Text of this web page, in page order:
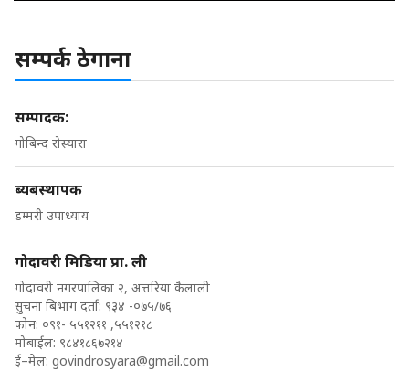
सम्पर्क ठेगाना
सम्पादक:
गोबिन्द रोस्यारा
ब्यबस्थापक
डम्मरी उपाध्याय
गोदावरी मिडिया प्रा. ली
गोदावरी नगरपालिका २, अत्तरिया कैलाली
सुचना बिभाग दर्ता: ९३४ -०७५/७६
फोन: ०९१- ५५१२११ ,५५१२१८
मोबाईल: ९८४१८६७२१४
ई–मेल: govindrosyara@gmail.com